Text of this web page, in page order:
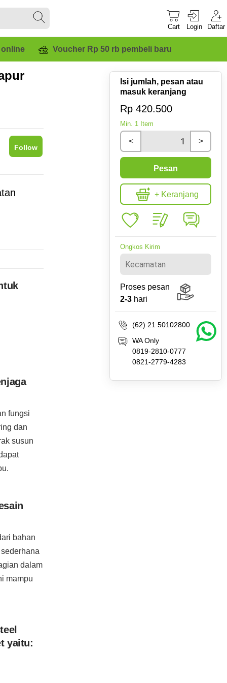
Cart Login Daftar
online Voucher Rp 50 rb pembeli baru
Isi jumlah, pesan atau
masuk keranjang
Rp 420.500
Min. 1 Item
< >
Pesan
+ Keranjang
Ongkos Kirim
Proses pesan
2-3 hari
(62) 21 50102800
WA Only
0819-2810-0777
0821-2779-4283
Follow
fungsi
dan
susun
bahan
dalam
mampu
yaitu: